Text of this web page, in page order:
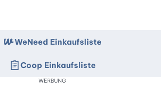
WeNeed Einkaufsliste
Coop Einkaufsliste
WERBUNG